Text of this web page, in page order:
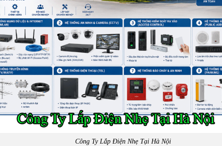
Công Ty Lắp Điện Nhẹ Tại Hà Nội